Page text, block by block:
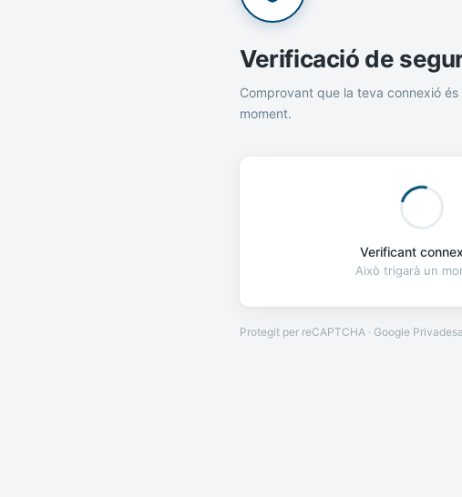
Verificació de
Comprovant que la teva connexió és
moment.
Verificant
Això trigarà un
Protegit per reCAPTCHA · Google Privadesa